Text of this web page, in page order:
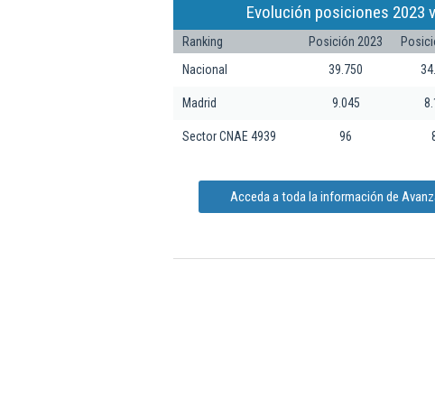
Evolución posiciones 2023
Ranking Posición 2023
Nacional
39.750
Madrid 9.045
Sector CNAE 4939 96
Acceda a toda la información de